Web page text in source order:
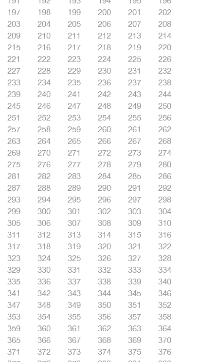
197
198 199 200 201
202
203
204 205 206 207
208
209
210 211 212 213
214
215
216 217 218 219
220
221
222 223 224 225
226
227
228 229 230 231
232
233
234 235 236 237
238
239
240 241 242 243
244
245
246 247 248 249
250
251
252 253 254 255
256
257
258 259 260 261
262
263
264 265 266 267
268
269
270 271 272 273
274
275
276 277 278 279
280
281
282 283 284 285
286
287
288 289 290 291
292
293
294 295 296 297
298
299
300 301 302 303
304
305
306 307 308 309
310
311
312 313 314 315
316
317
318 319 320 321
322
323
324 325 326 327
328
329
330 331 332 333
334
335
336 337 338 339
340
341
342 343 344 345
346
347
348 349 350 351
352
353
354 355 356 357
358
359
360 361 362 363
364
365
366 367 368 369
370
371
372 373 374 375
376